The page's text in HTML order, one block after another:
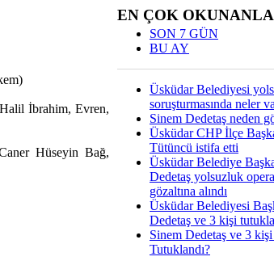
İbrahim, Evren,
Hüseyin Bağ,
EN ÇOK
SON 7 GÜN
BU AY
Üsküdar Belediyesi
soruşturmasında neler
Sinem Dedetaş neden
Üsküdar CHP İlçe
Tütüncü istifa etti
Üsküdar Belediye
Dedetaş yolsuzluk
gözaltına alındı
Üsküdar Belediyesi
Dedetaş ve 3 kişi
Sinem Dedetaş ve 3
Tutuklandı?